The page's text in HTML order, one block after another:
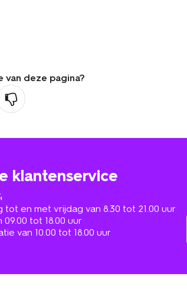
van deze pagina?
klantenservice
tot en met vrijdag van 8.30 tot 21.00 uur
tot 18.00 uur
van 10.00 tot 18.00 uur